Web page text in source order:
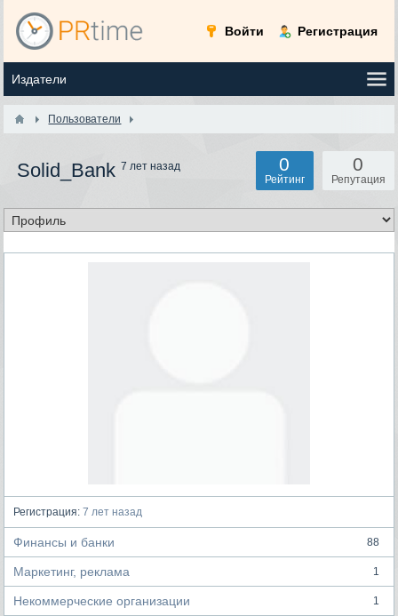
Войти Регистрация
Пользователи
Solid_Bank 7 лет назад 0
Репутация
0
Рейтинг
Регистрация: 7 лет назад
Финансы и банки 88
Маркетинг, реклама 1
Некоммерческие организации 1